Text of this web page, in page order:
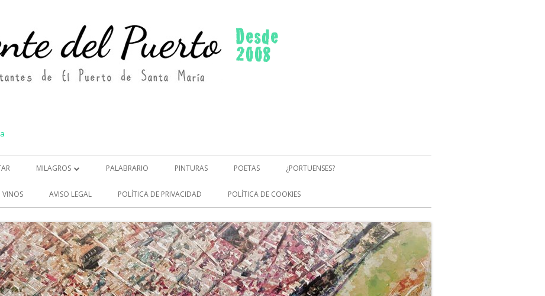
MILAGROS
MILAGROS (2)
PALABRARIO PINTURAS POETAS ¿PORTUENSES?
VINOS AVISO LEGAL POLÍTICA DE PRIVACIDAD POLÍTICA DE COOKIES